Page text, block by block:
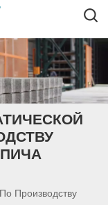
Производству